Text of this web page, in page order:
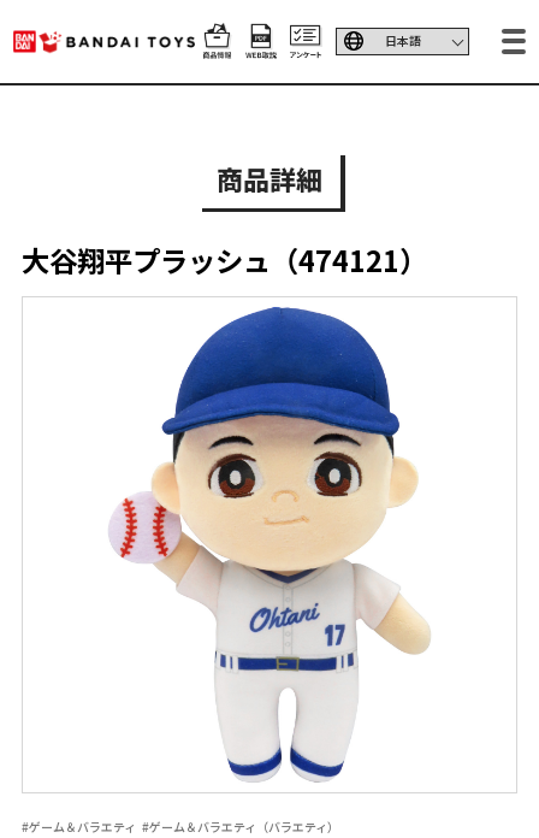
商品詳細
大谷翔平プラッシュ（474121）
#ゲーム＆バラエティ #ゲーム＆バラエティ（バラエティ）